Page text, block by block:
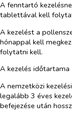
A fenntartó
tablettával kell
A kezelést a
hónappal kell
folytatni kell.
A kezelés időtartama
A nemzetközi
legalább 3 éves
befejezése után